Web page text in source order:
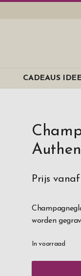
CADEAUS
Prijs vanaf
worden
In voorraad